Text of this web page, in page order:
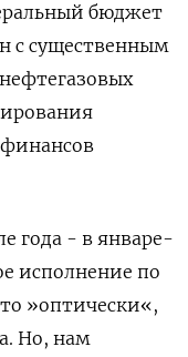
бюджет
с существенным
⁠года - в январе-​
исполнение ⁠по
»оптически«,
Но, нам